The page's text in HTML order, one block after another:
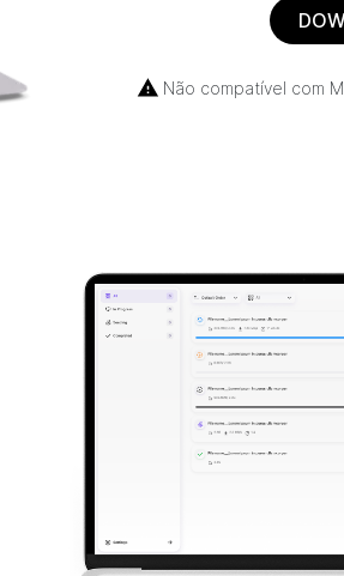
Não compatível com